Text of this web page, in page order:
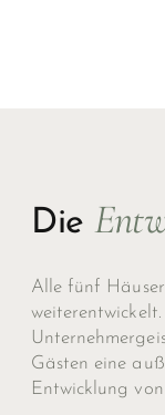
Die
Alle fünf
Gästen eine
Ent­wicklung